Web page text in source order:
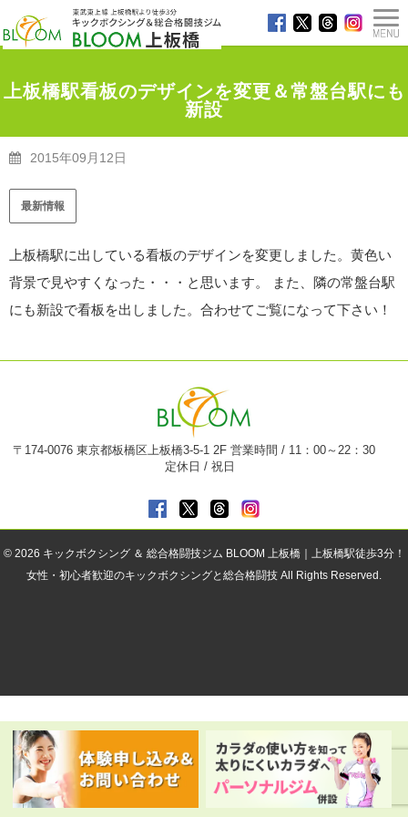
上板橋駅看板のデザインを変更＆常盤台駅にも
新設
2015年09月12日
最新情報
上板橋駅に出している看板のデザインを変更しました。黄色い
背景で見やすくなった・・・と思います。 また、隣の常盤台駅
にも新設で看板を出しました。合わせてご覧になって下さい！
〒174-0076 東京都板橋区上板橋3-5-1 2F 営業時間 / 11：00～22：30
定休日 / 祝日
© 2026 キックボクシング ＆ 総合格闘技ジム BLOOM 上板橋｜上板橋駅徒歩3分！
女性・初心者歓迎のキックボクシングと総合格闘技 All Rights Reserved.